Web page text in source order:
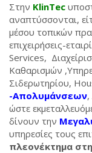
Στην KlinTec
αναπτύσσονται,
μέσου τοπικών
επιχειρήσεις-
Services,
Καθαρισμών
Σιδερωτηρίου,
-Απολυμάνσεων
ώστε
δίνουν την
υπηρεσίες τους
πλεονέκτημα